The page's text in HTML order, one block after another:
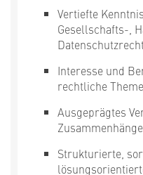
Vertiefte
Gesellschafts-,
Interesse und
rechtliche
Ausgeprägtes
Zusammenhänge
Strukturierte,